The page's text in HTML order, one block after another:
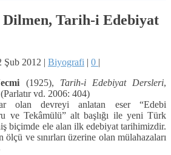
Tarih-i Edebiyat
Şub 2012 | Biyografi | 0 |
(1925), Tarih-i Edebiyat Dersleri,
vd. 2006: 404)
olan devreyi anlatan eser “Edebi
ve Tekâmülü” alt başlığı ile yeni Türk
biçimde ele alan ilk edebiyat tarihimizdir.
ve sınırları üzerine olan mülahazaları